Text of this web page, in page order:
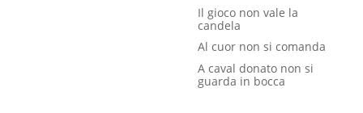
Il gioco non vale la
candela
Al cuor non si comanda
A caval donato non si
guarda in bocca